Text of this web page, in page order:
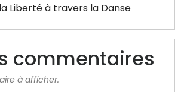
Liberté à travers la Danse
commentaires
à afficher.